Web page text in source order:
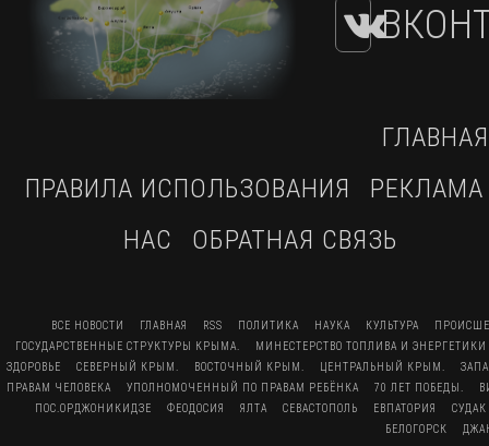
ГЛАВНАЯ
ПРАВИЛА ИСПОЛЬЗОВАНИЯ
РЕКЛАМА
НАС
ОБРАТНАЯ СВЯЗЬ
ВСЕ НОВОСТИ ГЛАВНАЯ RSS ПОЛИТИКА НАУКА КУЛЬТУРА
ГОСУДАРСТВЕННЫЕ СТРУКТУРЫ КРЫМА.
МИНЕСТЕРСТВО ТОПЛИВА И
ЗДОРОВЬЕ
СЕВЕРНЫЙ КРЫМ. ВОСТОЧНЫЙ КРЫМ. ЦЕНТРАЛЬНЫЙ КРЫМ.
ПРАВАМ ЧЕЛОВЕКА
УПОЛНОМОЧЕННЫЙ ПО ПРАВАМ РЕБЁНКА 70 ЛЕТ ПОБЕДЫ.
ПОС.ОРДЖОНИКИДЗЕ
ФЕОДОСИЯ ЯЛТА СЕВАСТОПОЛЬ ЕВПАТОРИЯ
СУДАК
БЕЛОГОРСК